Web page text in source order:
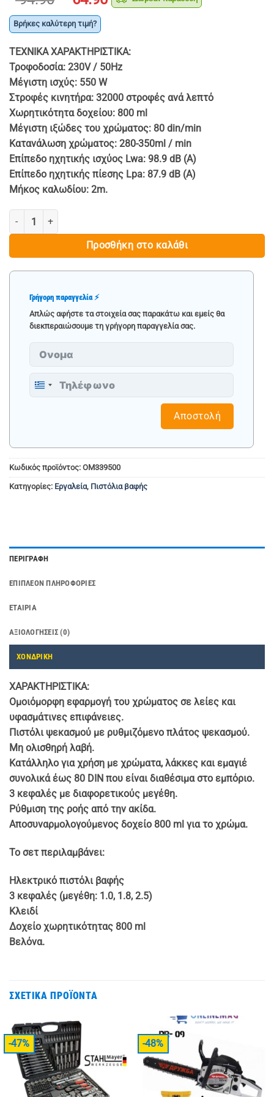
price
was:
τρέχουσα
€ 64.90.
Βρήκες καλύτερη τιμή?
ΤΕΧΝΙΚΑ ΧΑΡΑΚΤΗΡΙΣΤΙΚΑ:
Τροφοδοσία: 230V / 50Hz
Μέγιστη ισχύς: 550 W
Στροφές κινητήρα: 32000 στροφές ανά λεπτό
Χωρητικότητα δοχείου: 800 ml
Μέγιστη ιξώδες του χρώματος: 80 din/min
Κατανάλωση χρώματος: 280-350ml / min
Επίπεδο ηχητικής ισχύος Lwa: 98.9 dB (A)
Επίπεδο ηχητικής πίεσης Lpa: 87.9 dB (A)
Μήκος καλωδίου: 2m.
ΗΛΕΚΤΡΙΚΟ ΠΙΣΤΟΛΙ ΒΑΦΗΣ 550W - HAWEK ποσότητα
Προσθήκη στο καλάθι
Γρήγορη παραγγελία ⚡
Απλώς αφήστε τα στοιχεία σας παρακάτω και εμείς θα
διεκπεραιώσουμε τη γρήγορη παραγγελία σας.
Greece
Αποστολή
Κωδικός προϊόντος: OM339500
Κατηγορίες: Εργαλεία, Πιστόλια βαφής
ΠΕΡΙΓΡΑΦΉ
ΕΠΙΠΛΈΟΝ ΠΛΗΡΟΦΟΡΊΕΣ
ΕΤΑΙΡΊΑ
ΑΞΙΟΛΟΓΉΣΕΙΣ (0)
ΧΟΝΔΡΙΚΗ
ΧΑΡΑΚΤΗΡΙΣΤΙΚΑ:
Ομοιόμορφη εφαρμογή του χρώματος σε λείες και
υφασμάτινες επιφάνειες.
Πιστόλι ψεκασμού με ρυθμιζόμενο πλάτος ψεκασμού.
Μη ολισθηρή λαβή.
Κατάλληλο για χρήση με χρώματα, λάκκες και εμαγιέ
συνολικά έως 80 DIN που είναι διαθέσιμα στο εμπόριο.
3 κεφαλές με διαφορετικούς μεγέθη.
Ρύθμιση της ροής από την ακίδα.
Αποσυναρμολογούμενος δοχείο 800 ml για το χρώμα.
Το σετ περιλαμβάνει:
Ηλεκτρικό πιστόλι βαφής
3 κεφαλές (μεγέθη: 1.0, 1.8, 2.5)
Κλειδί
Δοχείο χωρητικότητας 800 ml
Βελόνα.
ΣΧΕΤΙΚΆ ΠΡΟΪΌΝΤΑ
-47% -48%